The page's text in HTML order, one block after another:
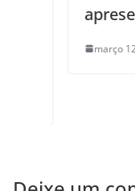
março 12, 2026 0